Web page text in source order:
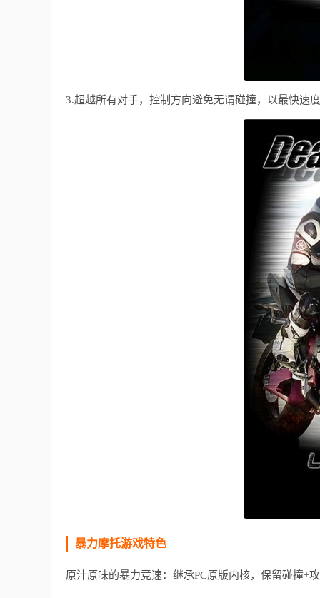
3.超越所有对手，控制方向避免无谓碰撞，以最快速
暴力摩托游戏特色
原汁原味的暴力竞速：继承PC原版内核，保留碰撞+